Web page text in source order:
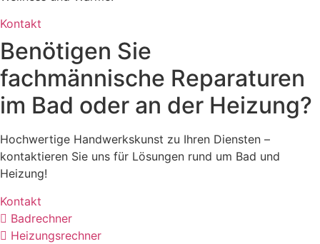
Kontakt
Benötigen Sie
fachmännische Reparaturen
im Bad oder an der Heizung?
Hochwertige Handwerkskunst zu Ihren Diensten –
kontaktieren Sie uns für Lösungen rund um Bad und
Heizung!
Kontakt
Badrechner
Heizungsrechner